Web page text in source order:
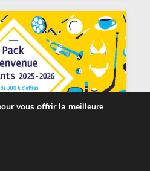
vous offrir la meilleure